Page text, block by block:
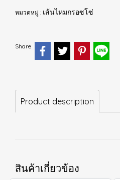
หมวดหมู่ : เส้นไหมกรอซโซ่
Share
Product description
สินค้าเกี่ยวข้อง